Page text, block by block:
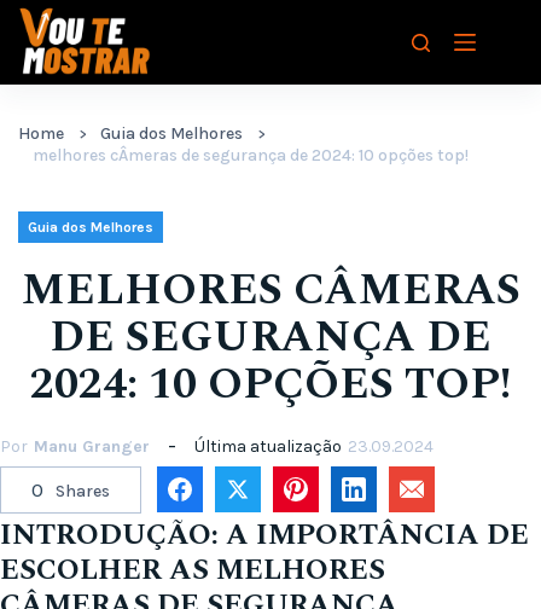
Pular
para
Home
Guia dos Melhores
melhores cÂmeras de segurança de 2024: 10 opções top!
Guia dos Melhores
MELHORES CÂMERAS
DE SEGURANÇA DE
2024: 10 OPÇÕES TOP!
Por Manu Granger Última atualização 23.09.2024
0 Shares
INTRODUÇÃO: A IMPORTÂNCIA DE
ESCOLHER AS MELHORES